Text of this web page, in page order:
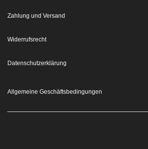
Zahlung und Versand
Widerrufsrecht
Datenschutzerklärung
Allgemeine Geschäftsbedingungen